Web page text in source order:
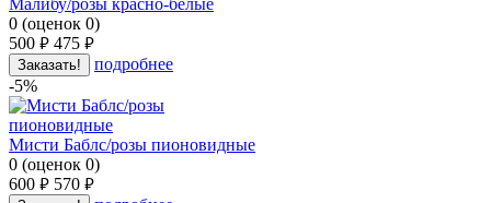
0 (оценок 0)
500 руб. 475 руб.
Заказать!
подробнее
-5%
Мисти Баблс/розы пионовидные
0 (оценок 0)
600 руб. 570 руб.